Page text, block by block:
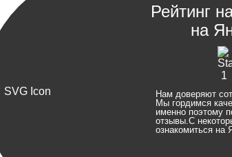
Рейтинг
на
Нам доверяют
Мы гордимся
именно поэтому
отзывы.С
ознакомиться на